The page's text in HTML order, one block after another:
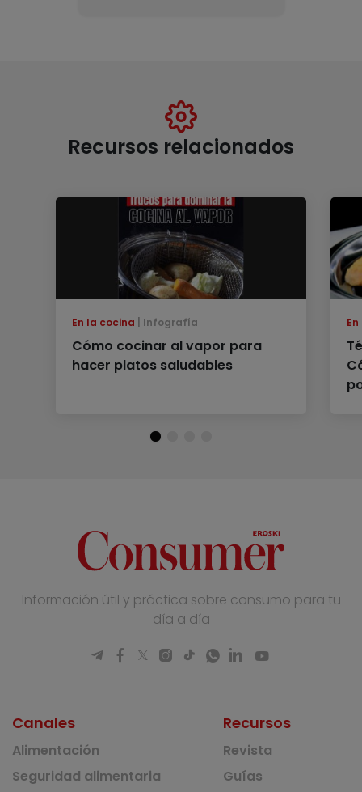
Recursos relacionados
En la cocina Infografía
Cómo cocinar al vapor para
hacer platos saludables
Información útil y práctica sobre consumo para tu
día a día
Canales
Alimentación
Seguridad alimentaria
Recursos
Revista
Guías